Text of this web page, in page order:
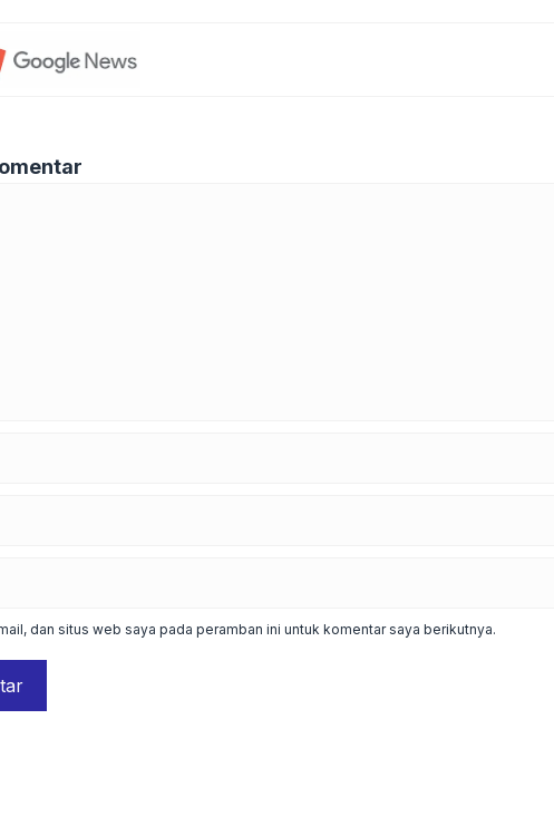
dan situs web saya pada peramban ini untuk komentar saya berikutnya.